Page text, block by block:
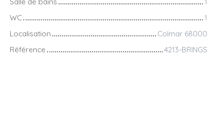
WC
1
Localisation
Colmar 68000
Référence
4213-BRINGS